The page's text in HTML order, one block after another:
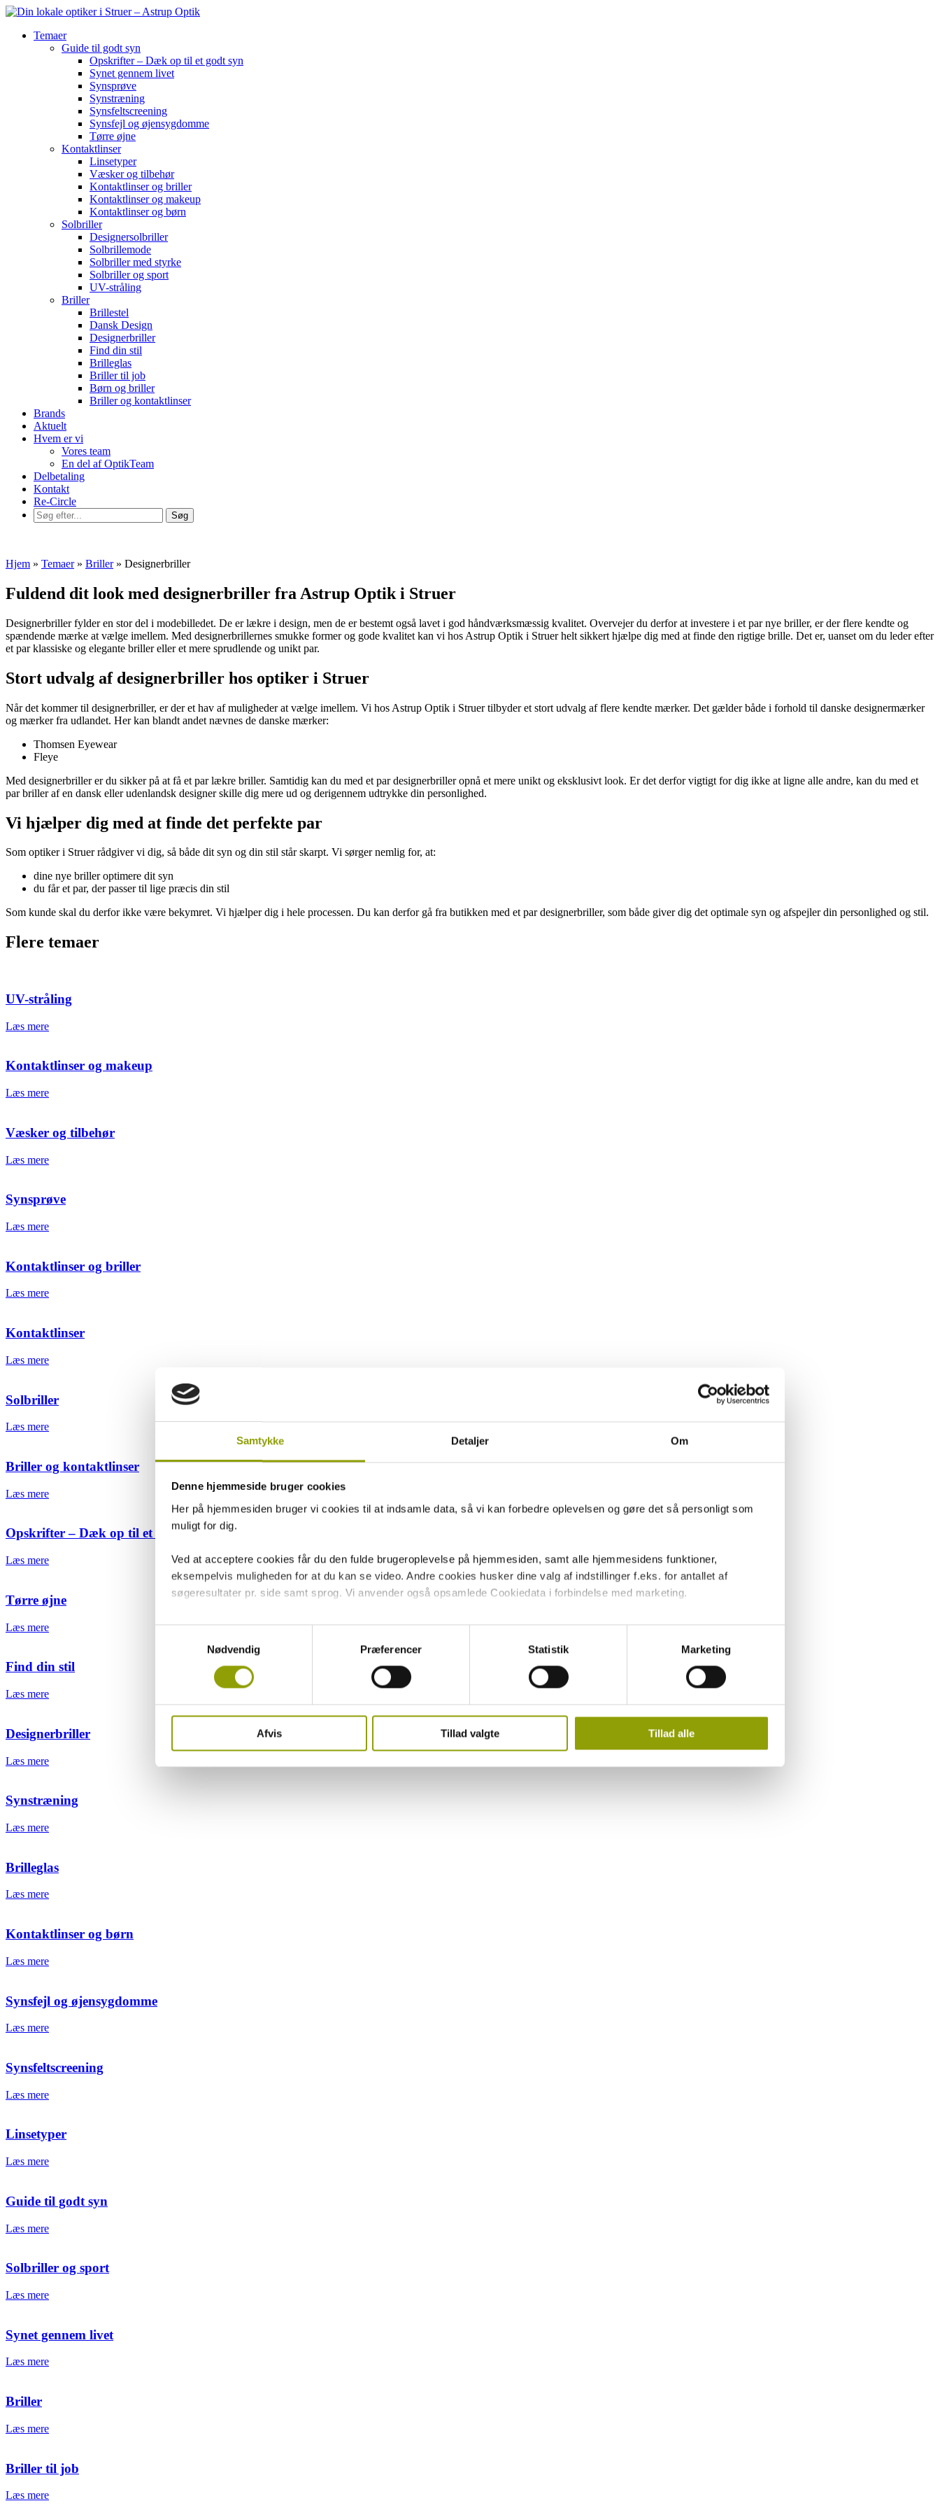
Samtykke Detaljer Om
Denne hjemmeside bruger cookies
Her på hjemmesiden bruger vi cookies til at indsamle data, så vi kan forbedre oplevelsen og gøre det så personligt som
muligt for dig.
Ved at acceptere cookies får du den fulde brugeroplevelse på hjemmesiden, samt alle hjemmesidens funktioner,
eksempelvis muligheden for at du kan se video. Andre cookies husker dine valg af indstillinger f.eks. for antallet af
søgeresultater pr. side samt sprog. Vi anvender også opsamlede Cookiedata i forbindelse med marketing.
Ved at trykke på 'Tillad alle' giver du samtykke til alle disse formål. Du kan også vælge at tilkendegive, hvilke formål du vil
give samtykke til ved at benytte checkboksene ud for formålet, og derefter trykke på 'Gem indstillinger'.
Du kan læse mere om vores brug af cookies og andre teknologier, samt om vores indsamling og behandling af
Nødvendig
Præferencer Statistik Marketing
Afvis Tillad valgte Tillad alle
Temaer
Guide til godt syn
Opskrifter – Dæk op til et godt syn
Synet gennem livet
Synsprøve
Synstræning
Synsfeltscreening
Synsfejl og øjensygdomme
Tørre øjne
Kontaktlinser
Linsetyper
Væsker og tilbehør
Kontaktlinser og briller
Kontaktlinser og makeup
Kontaktlinser og børn
Solbriller
Designersolbriller
Solbrillemode
Solbriller med styrke
Solbriller og sport
UV-stråling
Briller
Brillestel
Dansk Design
Designerbriller
Find din stil
Brilleglas
Briller til job
Børn og briller
Briller og kontaktlinser
Brands
Aktuelt
Hvem er vi
Vores team
En del af OptikTeam
Delbetaling
Kontakt
Re-Circle
Hjem » Temaer» Briller» Designerbriller
Fuldend dit look med designerbriller fra Astrup Optik i Struer
Designerbriller fylder en stor del i modebilledet. De er lækre i design, men de er bestemt også lavet i god håndværksmæssig kvalitet. Overvejer du derfor at investere i et par nye briller, er der flere kendte og
spændende mærke at vælge imellem. Med designerbrillernes smukke former og gode kvalitet kan vi hos Astrup Optik i Struer helt sikkert hjælpe dig med at finde den rigtige brille. Det er, uanset om du leder efter
et par klassiske og elegante briller eller et mere sprudlende og unikt par.
Stort udvalg af designerbriller hos optiker i Struer
Når det kommer til designerbriller, er der et hav af muligheder at vælge imellem. Vi hos Astrup Optik i Struer tilbyder et stort udvalg af flere kendte mærker. Det gælder både i forhold til danske designermærker
og mærker fra udlandet. Her kan blandt andet nævnes de danske mærker:
Thomsen Eyewear
Fleye
Med designerbriller er du sikker på at få et par lækre briller. Samtidig kan du med et par designerbriller opnå et mere unikt og eksklusivt look. Er det derfor vigtigt for dig ikke at ligne alle andre, kan du med et
par briller af en dansk eller udenlandsk designer skille dig mere ud og derigennem udtrykke din personlighed.
Vi hjælper dig med at finde det perfekte par
Som optiker i Struer rådgiver vi dig, så både dit syn og din stil står skarpt. Vi sørger nemlig for, at:
dine nye briller optimere dit syn
du får et par, der passer til lige præcis din stil
Som kunde skal du derfor ikke være bekymret. Vi hjælper dig i hele processen. Du kan derfor gå fra butikken med et par designerbriller, som både giver dig det optimale syn og afspejler din personlighed og stil.
Flere temaer
UV-stråling
Læs mere
Kontaktlinser og makeup
Læs mere
Væsker og tilbehør
Læs mere
Synsprøve
Læs mere
Kontaktlinser og briller
Læs mere
Kontaktlinser
Læs mere
Solbriller
Læs mere
Briller og kontaktlinser
Læs mere
Opskrifter – Dæk op til et godt syn
Læs mere
Tørre øjne
Læs mere
Find din stil
Læs mere
Designerbriller
Læs mere
Synstræning
Læs mere
Brilleglas
Læs mere
Kontaktlinser og børn
Læs mere
Synsfejl og øjensygdomme
Læs mere
Synsfeltscreening
Læs mere
Linsetyper
Læs mere
Guide til godt syn
Læs mere
Solbriller og sport
Læs mere
Synet gennem livet
Læs mere
Briller
Læs mere
Briller til job
Læs mere